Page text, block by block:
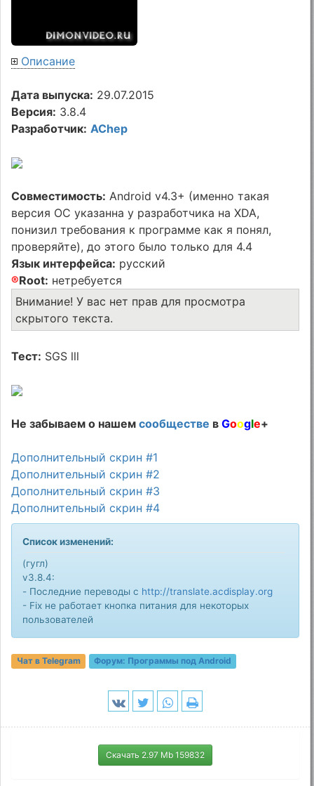
Описание
Дата выпуска: 29.07.2015
Версия: 3.8.4
Разработчик: AChep
Совместимость: Android v4.3+ (именно такая
версия ОС указанна у разработчика на XDA,
понизил требования к программе как я понял,
проверяйте), до этого было только для 4.4
Язык интерфейса: русский
®Root: нетребуется
Внимание! У вас нет прав для просмотра
скрытого текста.
Тест: SGS lll
Не забываем о нашемсообществе вGoogle+
Дополнительный скрин #1
Дополнительный скрин #2
Дополнительный скрин #3
Дополнительный скрин #4
Список изменений:
(гугл)
v3.8.4:
- Последние переводы с http://translate.acdisplay.org
- Fix не работает кнопка питания для некоторых
пользователей
Чат в Telegram Форум: Программы под Android
Скачать 2.97 Mb 159832